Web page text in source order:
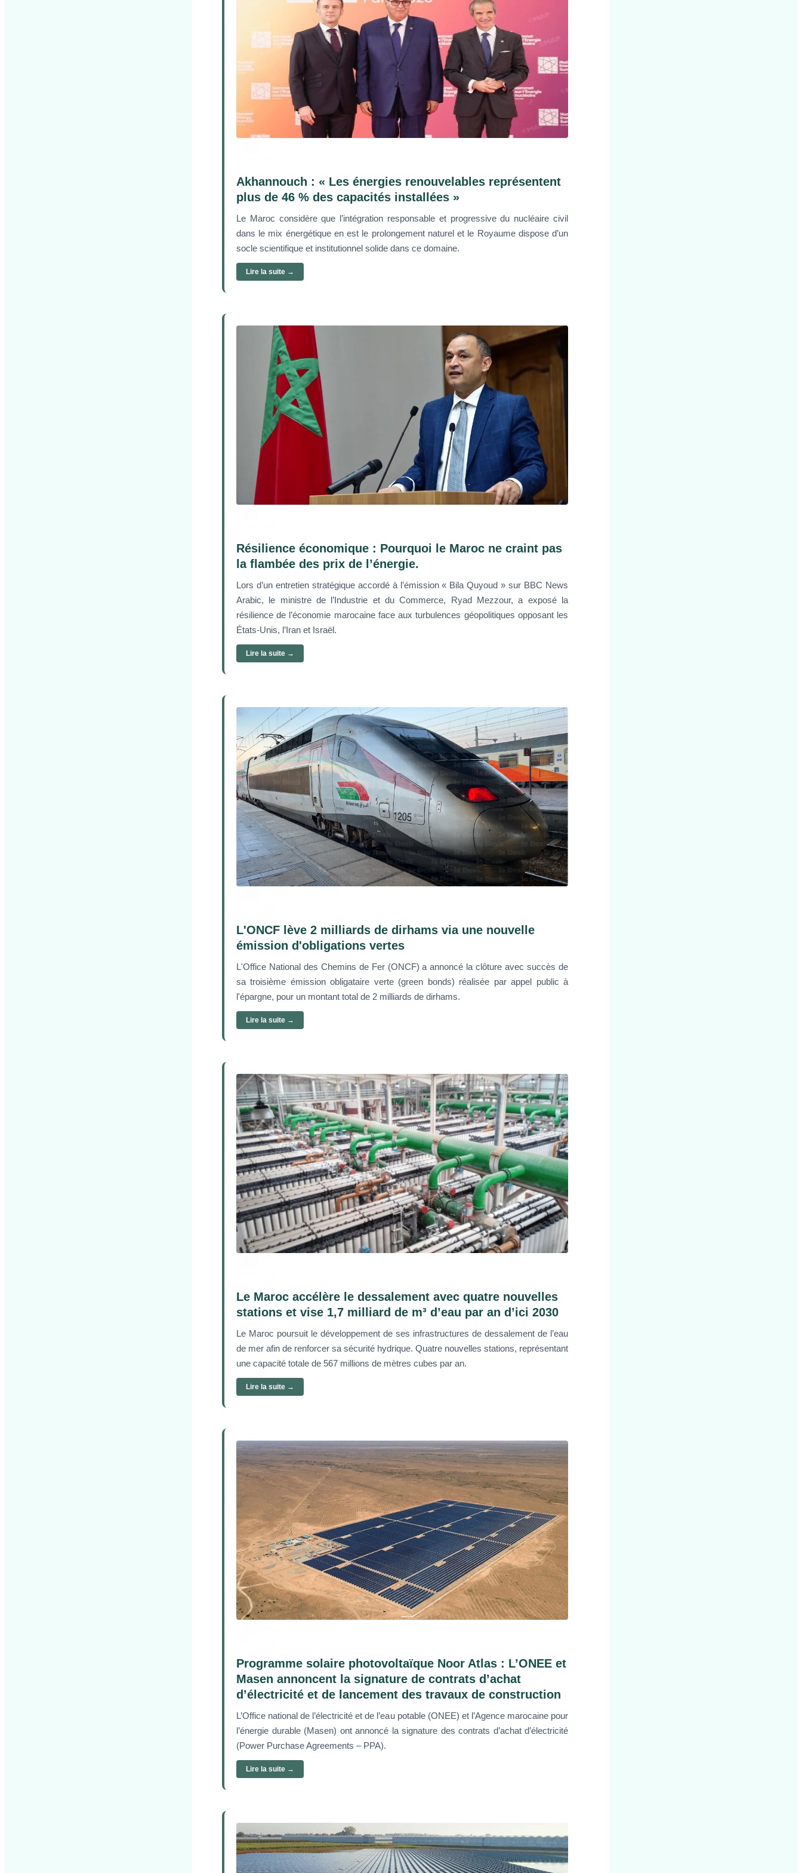
Akhannouch : « Les énergies renouvelables représentent
plus de 46 % des capacités installées »
Le Maroc considère que l’intégration responsable et progressive du nucléaire civil
dans le mix énergétique en est le prolongement naturel et le Royaume dispose d’un
socle scientifique et institutionnel solide dans ce domaine.
Lire la suite →
Résilience économique : Pourquoi le Maroc ne craint pas
la flambée des prix de l’énergie.
Lors d’un entretien stratégique accordé à l’émission « Bila Quyoud » sur BBC News
Arabic, le ministre de l’Industrie et du Commerce, Ryad Mezzour, a exposé la
résilience de l’économie marocaine face aux turbulences géopolitiques opposant les
États-Unis, l’Iran et Israël.
Lire la suite →
L'ONCF lève 2 milliards de dirhams via une nouvelle
émission d'obligations vertes
L'Office National des Chemins de Fer (ONCF) a annoncé la clôture avec succès de
sa troisième émission obligataire verte (green bonds) réalisée par appel public à
l'épargne, pour un montant total de 2 milliards de dirhams.
Lire la suite →
Le Maroc accélère le dessalement avec quatre nouvelles
stations et vise 1,7 milliard de m³ d’eau par an d’ici 2030
Le Maroc poursuit le développement de ses infrastructures de dessalement de l’eau
de mer afin de renforcer sa sécurité hydrique. Quatre nouvelles stations, représentant
une capacité totale de 567 millions de mètres cubes par an.
Lire la suite →
Programme solaire photovoltaïque Noor Atlas : L’ONEE et
Masen annoncent la signature de contrats d’achat
d’électricité et de lancement des travaux de construction
L’Office national de l’électricité et de l’eau potable (ONEE) et l’Agence marocaine pour
l’énergie durable (Masen) ont annoncé la signature des contrats d’achat d’électricité
(Power Purchase Agreements – PPA).
Lire la suite →